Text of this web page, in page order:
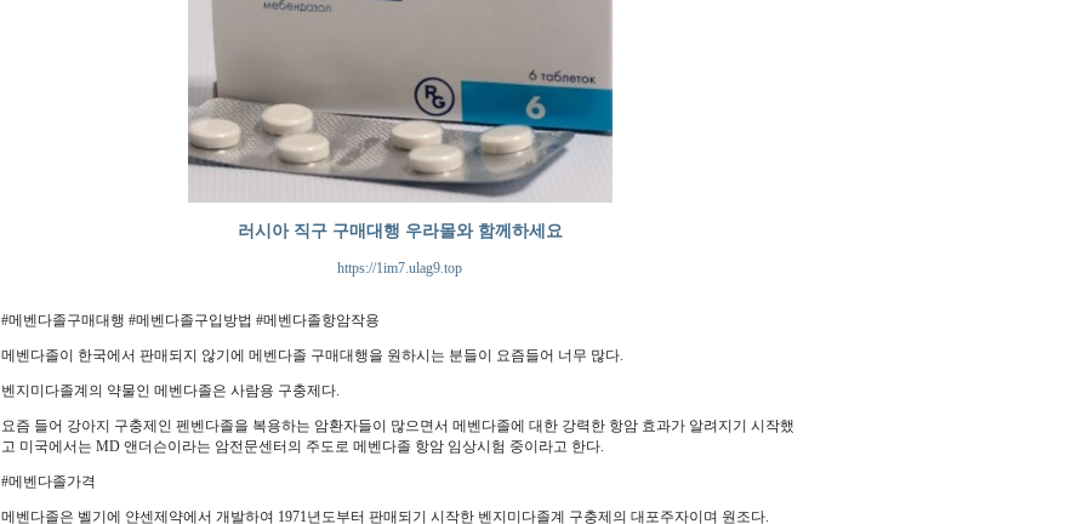
러시아 직구 구매대행 우라몰와 함께하세요
https://1im7.ulag9.top
#메벤다졸구매대행 #메벤다졸구입방법 #메벤다졸항암작용
메벤다졸이 한국에서 판매되지 않기에 메벤다졸 구매대행을 원하시는 분들이 요즘들어 너무 많다.
벤지미다졸계의 약물인 메벤다졸은 사람용 구충제다.
요즘 들어 강아지 구충제인 펜벤다졸을 복용하는 암환자들이 많으면서 메벤다졸에 대한 강력한 항암 효과가 알려지기 시작했
고 미국에서는 MD 앤더슨이라는 암전문센터의 주도로 메벤다졸 항암 임상시험 중이라고 한다.
#메벤다졸가격
메벤다졸은 벨기에 얀센제약에서 개발하여 1971년도부터 판매되기 시작한 벤지미다졸계 구충제의 대포주자이며 원조다.